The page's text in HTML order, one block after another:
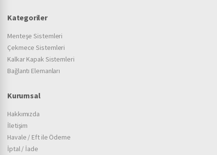
Kategoriler
Menteşe Sistemleri
Çekmece Sistemleri
Kalkar Kapak Sistemleri
Bağlantı Elemanları
Kurumsal
Hakkımızda
İletişim
Havale / Eft ile Ödeme
İptal / İade